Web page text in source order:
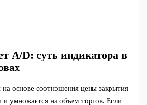
A/D: суть индикатора в
основе соотношения цены закрытия
и умножается на объем торгов. Если